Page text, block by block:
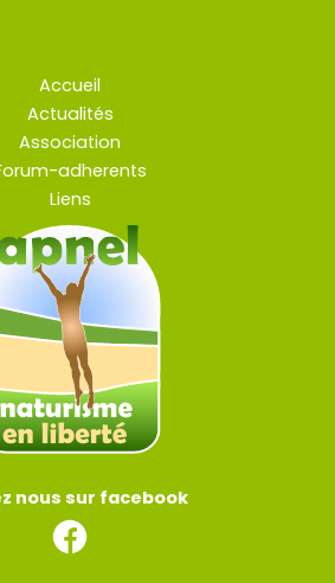
Accueil
Actualités
Association
adherents
Liens
nous sur facebook